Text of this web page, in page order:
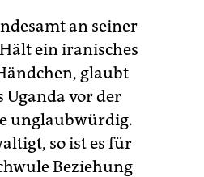
an seiner
ein iranisches
glaubt
Uganda vor der
unglaubwürdig.
so ist es für
Beziehung